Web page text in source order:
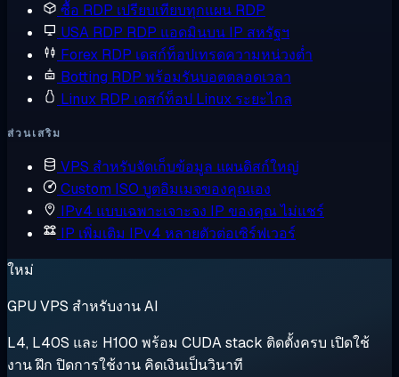
ซื้อ RDP เปรียบเทียบทุกแผน RDP
USA RDP RDP แอดมินบน IP สหรัฐฯ
Forex RDP เดสก์ท็อปเทรดความหน่วงต่ำ
Botting RDP พร้อมรันบอตตลอดเวลา
Linux RDP เดสก์ท็อป Linux ระยะไกล
ส่วนเสริม
VPS สำหรับจัดเก็บข้อมูล แผนดิสก์ใหญ่
Custom ISO บูตอิมเมจของคุณเอง
IPv4 แบบเฉพาะเจาะจง IP ของคุณ ไม่แชร์
IP เพิ่มเติม IPv4 หลายตัวต่อเซิร์ฟเวอร์
ใหม่
GPU VPS สำหรับงาน AI
L4, L40S และ H100 พร้อม CUDA stack ติดตั้งครบ เปิดใช้
งาน ฝึก ปิดการใช้งาน คิดเงินเป็นวินาที